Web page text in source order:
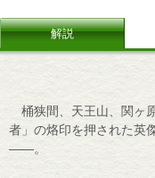
解説
桶狭間、天王山、関ヶ
者」の烙印を押された英
――。